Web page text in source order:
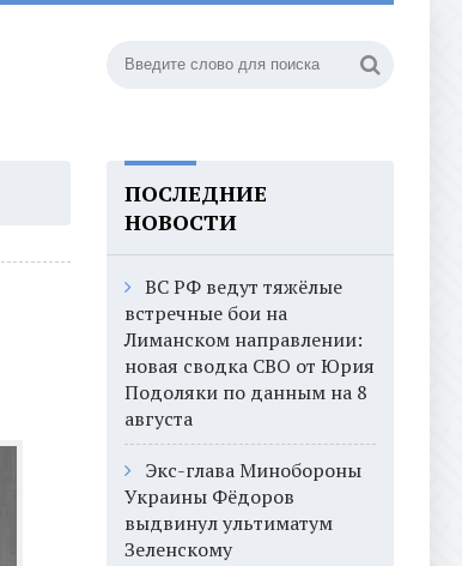
ПОСЛЕДНИЕ
НОВОСТИ
ВС РФ ведут тяжёлые
встречные бои на
Лиманском направлении:
новая сводка СВО от Юрия
Подоляки по данным на 8
августа
Экс-глава Минобороны
Украины Фёдоров
выдвинул ультиматум
Зеленскому